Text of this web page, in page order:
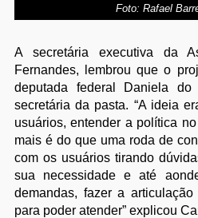
Foto: Rafael
A secretária executiva da
Fernandes, lembrou que o
deputada federal Daniela do
secretária da pasta. “A ideia
usuários, entender a política
mais é do que uma roda de
com os usuários tirando
sua necessidade e até
demandas, fazer a
para poder atender” explicou